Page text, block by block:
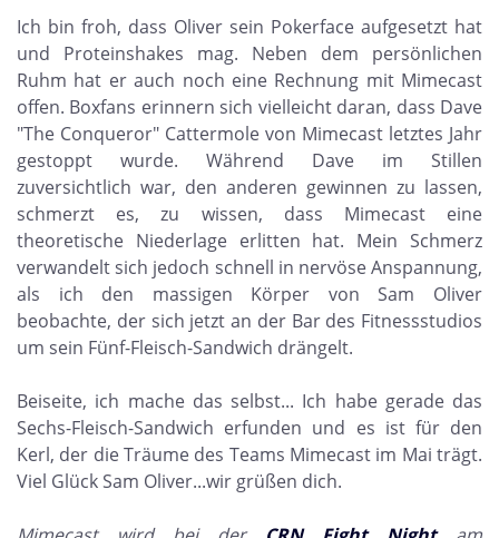
Ich bin froh, dass Oliver sein Pokerface aufgesetzt hat
und Proteinshakes mag. Neben dem persönlichen
Ruhm hat er auch noch eine Rechnung mit Mimecast
offen. Boxfans erinnern sich vielleicht daran, dass Dave
"The Conqueror" Cattermole von Mimecast letztes Jahr
gestoppt wurde. Während Dave im Stillen
zuversichtlich war, den anderen gewinnen zu lassen,
schmerzt es, zu wissen, dass Mimecast eine
theoretische Niederlage erlitten hat. Mein Schmerz
verwandelt sich jedoch schnell in nervöse Anspannung,
als ich den massigen Körper von Sam Oliver
beobachte, der sich jetzt an der Bar des Fitnessstudios
um sein Fünf-Fleisch-Sandwich drängelt.
Beiseite, ich mache das selbst... Ich habe gerade das
Sechs-Fleisch-Sandwich erfunden und es ist für den
Kerl, der die Träume des Teams Mimecast im Mai trägt.
Viel Glück Sam Oliver...wir grüßen dich.